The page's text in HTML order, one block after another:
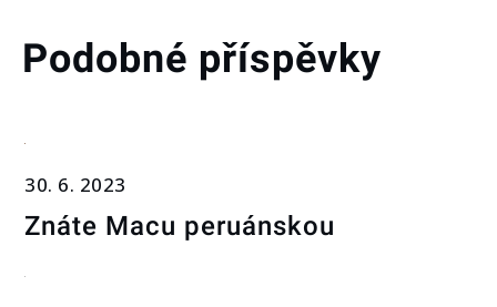
Podobné příspěvky
30. 6. 2023
Znáte Macu peruánskou